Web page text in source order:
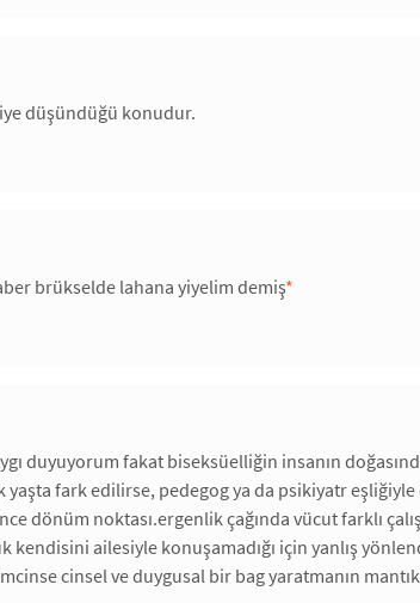
düşündüğü konudur.
brükselde lahana yiyelim demiş*
duyuyorum fakat biseksüelliğin insanın
yaşta fark edilirse, pedegog ya da psikiyatr
dönüm noktası.ergenlik çağında vücut farklı
kendisini ailesiyle konuşamadığı için yanlış
cinsel ve duygusal bir bag yaratmanın